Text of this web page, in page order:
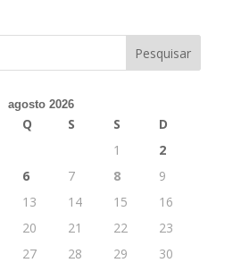
agosto 2026
Q S S
D
1
2
6 7 8
9
13 14 15
16
20 21 22
23
27 28 29
30